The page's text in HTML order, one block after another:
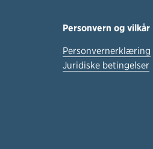
Personvern og vilkår
Personvernerklæring
Juridiske betingelser